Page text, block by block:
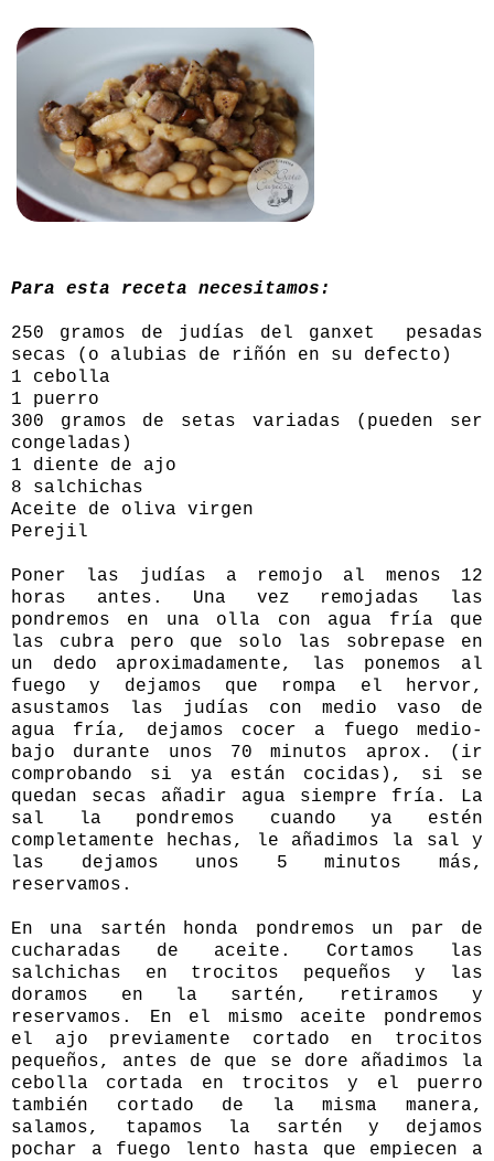
Para esta receta necesitamos:
250 gramos de judías del ganxet pesadas
secas (o alubias de riñón en su defecto)
1 cebolla
1 puerro
300 gramos de setas variadas (pueden ser
congeladas)
1 diente de ajo
8 salchichas
Aceite de oliva virgen
Perejil
Poner las judías a remojo al menos 12
horas antes. Una vez remojadas las
pondremos en una olla con agua fría que
las cubra pero que solo las sobrepase en
un dedo aproximadamente, las ponemos al
fuego y dejamos que rompa el hervor,
asustamos las judías con medio vaso de
agua fría, dejamos cocer a fuego medio-
bajo durante unos 70 minutos aprox. (ir
comprobando si ya están cocidas), si se
quedan secas añadir agua siempre fría. La
sal la pondremos cuando ya estén
completamente hechas, le añadimos la sal y
las dejamos unos 5 minutos más,
reservamos.
En una sartén honda pondremos un par de
cucharadas de aceite. Cortamos las
salchichas en trocitos pequeños y las
doramos en la sartén, retiramos y
reservamos. En el mismo aceite pondremos
el ajo previamente cortado en trocitos
pequeños, antes de que se dore añadimos la
cebolla cortada en trocitos y el puerro
también cortado de la misma manera,
salamos, tapamos la sartén y dejamos
pochar a fuego lento hasta que empiecen a